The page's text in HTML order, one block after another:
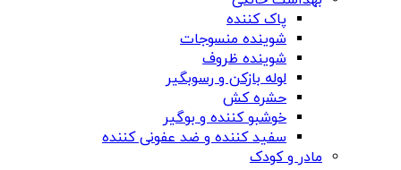
پاک کننده
شوینده منسوجات
شوینده ظروف
لوله بازکن و رسوبگیر
حشره کش
خوشبو کننده و بوگیر
سفید کننده و ضد عفونی کننده
مادر و کودک